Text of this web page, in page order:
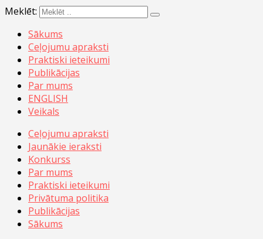
Meklēt:
Sākums
Ceļojumu apraksti
Praktiski ieteikumi
Publikācijas
Par mums
ENGLISH
Veikals
Ceļojumu apraksti
Jaunākie ieraksti
Konkurss
Par mums
Praktiski ieteikumi
Privātuma politika
Publikācijas
Sākums